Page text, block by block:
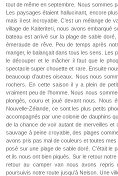
tout de même en septembre. Nous sommes
Les paysages étaient hallucinant, encore
mais il est incroyable. C’est un mélange de
village de Kaiteriteri, nous avons embarqué
bateau est arrivé sur la plage de sable
émeraude de rêve. Peu de temps après
manger, le balançait dans tous les sens. Les
le découper et le mâcher il faut que le
spectacle super chouette et rare. Ensuite
beaucoup d’autres oiseaux. Nous nous
rochers. En cette saison il y a plein de
vraiment peu de l’homme. Nous nous
plongés, couru et joué devant nous. Nous
Nouvelle-Zélande, ce sont les plus petits
accompagnés par une colonie de dauphins
de la chance de voir autant de merveilles et
sauvage à peine croyable, des plages
avons pris pas mal de couleurs et toutes
posé sur une plage de sable doré. C’était le
et ils nous ont bien piqués. Sur le retour
retour au camper van nous avons repris
poursuivis notre route jusqu’à Nelson. Une